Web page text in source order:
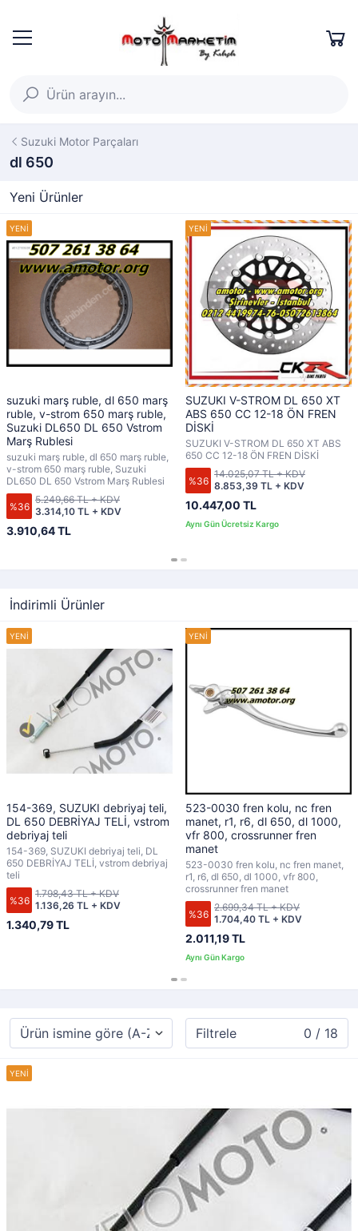
Suzuki Motor Parçaları
dl 650
Yeni Ürünler
suzuki marş ruble, dl 650 marş
ruble, v-strom 650 marş ruble,
Suzuki DL650 DL 650 Vstrom
Marş Rublesi
suzuki marş ruble, dl 650 marş ruble,
v-strom 650 marş ruble, Suzuki
DL650 DL 650 Vstrom Marş Rublesi
%36
3.910,64 TL
3.314,10 TL + KDV
5.249,66 TL + KDV
SUZUKI V-STROM DL 650 XT
ABS 650 CC 12-18 ÖN FREN
DİSKİ
SUZUKI V-STROM DL 650 XT ABS
650 CC 12-18 ÖN FREN DİSKİ
%36
10.447,00 TL
8.853,39 TL + KDV
14.025,07 TL + KDV
İndirimli Ürünler
154-369, SUZUKI debriyaj teli,
DL 650 DEBRİYAJ TELİ, vstrom
debriyaj teli
154-369, SUZUKI debriyaj teli, DL
650 DEBRİYAJ TELİ, vstrom debriyaj
teli
%36
1.340,79 TL
1.136,26 TL + KDV
1.798,43 TL + KDV
523-0030 fren kolu, nc fren
manet, r1, r6, dl 650, dl 1000,
vfr 800, crossrunner fren
manet
523-0030 fren kolu, nc fren manet,
r1, r6, dl 650, dl 1000, vfr 800,
crossrunner fren manet
%36
2.011,19 TL
1.704,40 TL + KDV
2.699,34 TL + KDV
Filtrele 0 / 18